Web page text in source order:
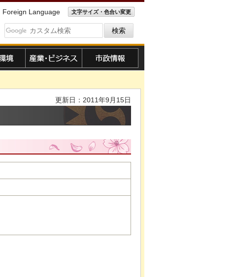
Foreign Language 文字サイズ・色合い変更
更新日：2011年9月15日